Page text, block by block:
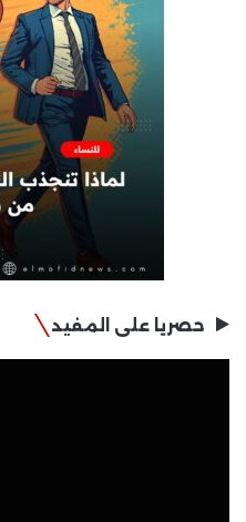
حصريا على المفيد